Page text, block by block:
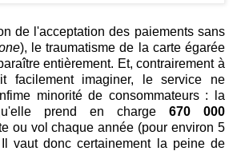
de l'acceptation des paiements sans
), le traumatisme de la carte égarée
entièrement. Et, contrairement à
facilement imaginer, le service ne
minorité de consommateurs : la
prend en charge 670 000
ou vol chaque année (pour environ 5
vaut donc certainement la peine de